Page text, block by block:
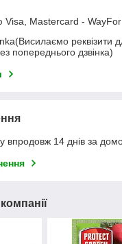
Visa, Mastercard -
реквізити
попереднього дзвінка)
впродовж 14 днів за